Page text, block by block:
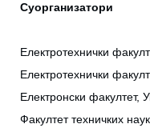
Суорганизатори
Електротехнички
Електротехнички
Електронски факултет,
Факултет техничких